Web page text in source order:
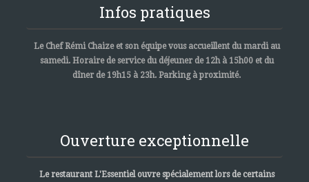
Infos pratiques
Le Chef Rémi Chaize et son équipe vous accueillent du mardi au
samedi. Horaire de service du déjeuner de 12h à 15h00 et du
dîner de 19h15 à 23h. Parking à proximité.
Ouverture exceptionnelle
Le restaurant L'Essentiel ouvre spécialement lors de certains